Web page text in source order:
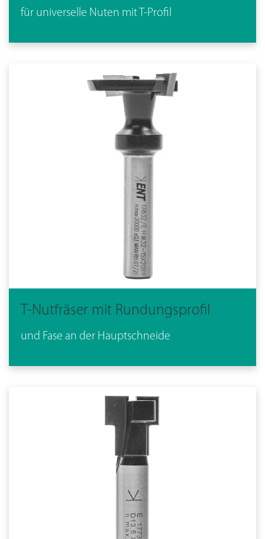
für universelle Nuten mit T-Profil
T-Nutfräser mit Rundungsprofil
und Fase an der Hauptschneide